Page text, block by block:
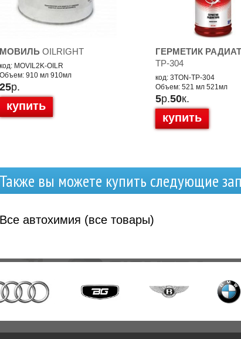
МОВИЛЬ OILRIGHT
код: MOVIL2K-OILR
Объем: 910 мл 910мл
25р.
купить
ГЕРМЕТИК
TP-304
код: 3TON-TP-304
Объем: 521 мл 521мл
5р.50к.
купить
Также вы можете купить следующие
Все автохимия (все товары)